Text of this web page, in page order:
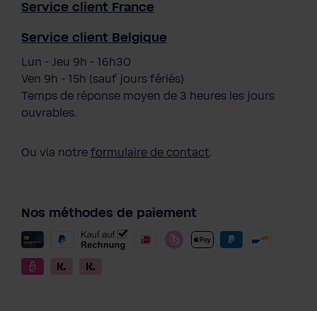
Service client France
Service client Belgique
Lun - Jeu 9h - 16h30
Ven 9h - 15h (sauf jours fériés)
Temps de réponse moyen de 3 heures les jours
ouvrables.
Ou via notre formulaire de contact.
Nos méthodes de paiement